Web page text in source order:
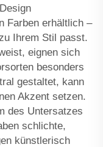
Farben erhältlich –
Ihrem Stil passt.
eignen sich
besonders
gestaltet, kann
Akzent setzen.
des Untersatzes
schlichte,
künstlerisch